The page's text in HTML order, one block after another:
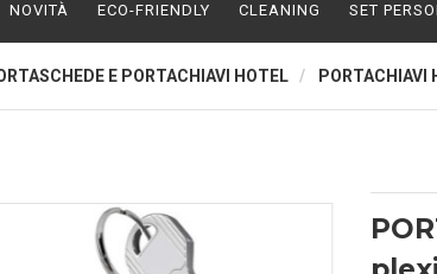
NOVITÀ ECO-FRIENDLY CLEANING SET
E PORTACHIAVI HOTEL PORTACHIAVI